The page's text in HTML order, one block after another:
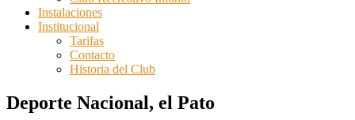
Instalaciones
Institucional
Tarifas
Contacto
Historia del Club
Deporte Nacional, el Pato